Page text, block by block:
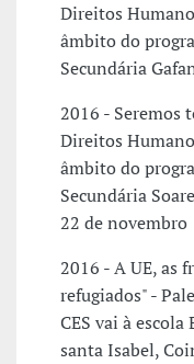
Direitos
âmbito do
Secundária
2016 - Seremos
Direitos
âmbito do
Secundária
22 de novembro
2016 - A UE, as
refugiados" -
CES vai à
santa Isabel,